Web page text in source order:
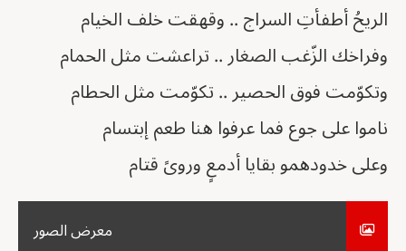
الريحُ أطفأتِ السراج .. وقهقت خلف الخيام
وفراخك الزّغب الصغار .. تراعشت مثل الحمام
وتكوّمت فوق الحصير .. تكوّمت مثل الحطام
ناموا على جوع فما عرفوا هنا طعم إبتسام
وعلى خدودهمو بقايا أدمعٍ وروىً قتام
معرض الصور